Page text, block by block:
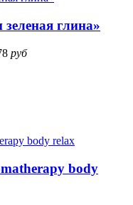
глина»
руб
body